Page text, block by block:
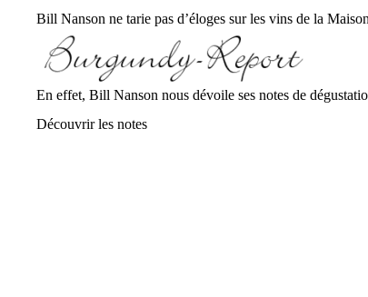
Bill Nanson ne tarie pas d’éloges sur les vins de la
En effet, Bill Nanson nous dévoile ses notes de
Découvrir les notes